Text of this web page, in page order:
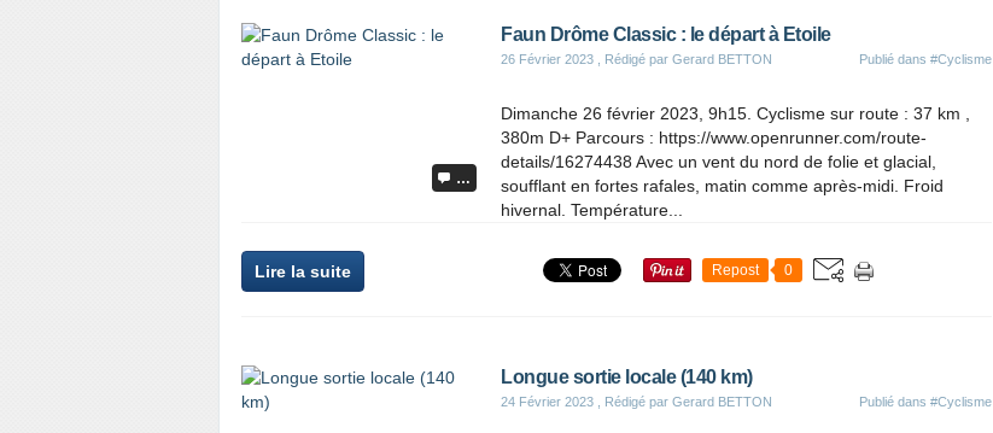
…
Faun Drôme Classic : le départ à Etoile
26 Février 2023 , Rédigé par Gerard BETTON Publié dans #Cyclisme
Dimanche 26 février 2023, 9h15. Cyclisme sur route : 37 km ,
380m D+ Parcours : https://www.openrunner.com/route-
details/16274438 Avec un vent du nord de folie et glacial,
soufflant en fortes rafales, matin comme après-midi. Froid
hivernal. Température...
Lire la suite Repost 0
Longue sortie locale (140 km)
24 Février 2023 , Rédigé par Gerard BETTON Publié dans #Cyclisme